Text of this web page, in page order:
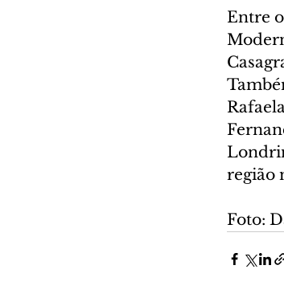
Entre
região
Foto: